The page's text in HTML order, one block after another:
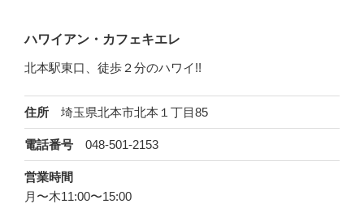
ハワイアン・カフェキエレ
北本駅東口、徒歩２分のハワイ!!
住所 埼玉県北本市北本１丁目85
電話番号 048-501-2153
営業時間
月〜木11:00〜15:00